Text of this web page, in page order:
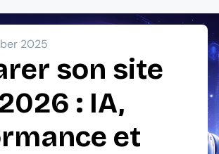
2025
son site
: IA,
et